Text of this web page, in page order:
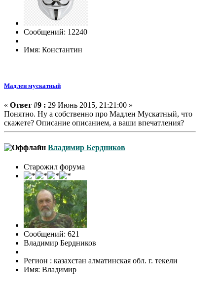
Сообщений: 12240
Имя: Константин
Мадлен мускатный
« Ответ #9 : 29 Июнь 2015, 21:21:00 »
Понятно. Ну а собственно про Мадлен Мускатный, что
скажете? Описание описанием, а ваши впечатления?
Владимир Бердников
Старожил форума
Сообщений: 621
Владимир Бердников
Регион : казахстан алматинская обл. г. текели
Имя: Владимир